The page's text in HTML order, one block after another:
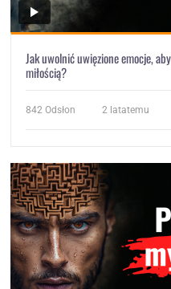
Jak uwolnić uwięzione emocje,
miłością?
842 Odsłon 2 latatemu